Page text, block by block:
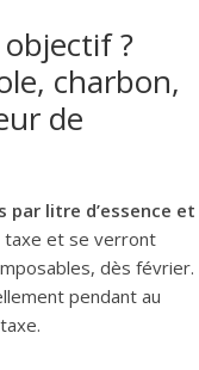
?
charbon,
de
par litre d’essence et
taxe et se verront
dès février.
pendant au